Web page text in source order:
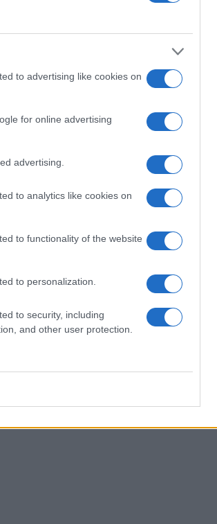
to advertising like cookies on
for online advertising
advertising.
to analytics like cookies on
to functionality of the website
to personalization.
to security, including
and other user protection.
e laProvenza
interne. Ogni
e infrastrutture
nudo, come
a stress idrico.
irrigua
della
di clima, suolo e
in modo